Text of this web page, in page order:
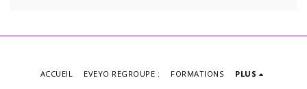
ACCUEIL EVEYO REGROUPE : FORMATIONS PLUS